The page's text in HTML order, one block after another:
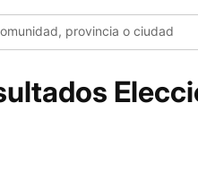
provincia o ciudad